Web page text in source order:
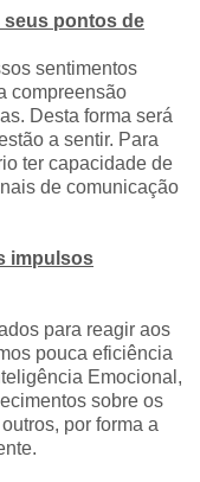
seus pontos de
sentimentos
compreensão
Desta forma será
a sentir. Para
ter capacidade de
de comunicação
impulsos
para reagir aos
pouca eficiência
Emocional,
sobre os
por forma a